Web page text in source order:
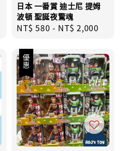
日本 一番賞 迪士尼 提姆
波頓 聖誕夜驚魂
Regular
NT$ 580 - NT$ 2,000
優惠